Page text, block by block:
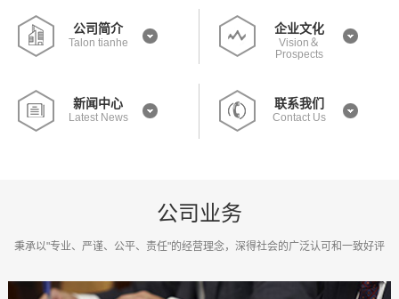
公司简介
Talon tianhe
企业文化
Vision＆
Prospects
新闻中心
Latest News
联系我们
Contact Us
公司业务
秉承以"专业、严谨、公平、责任"的经营理念，深得社会的广泛认可和一致好评